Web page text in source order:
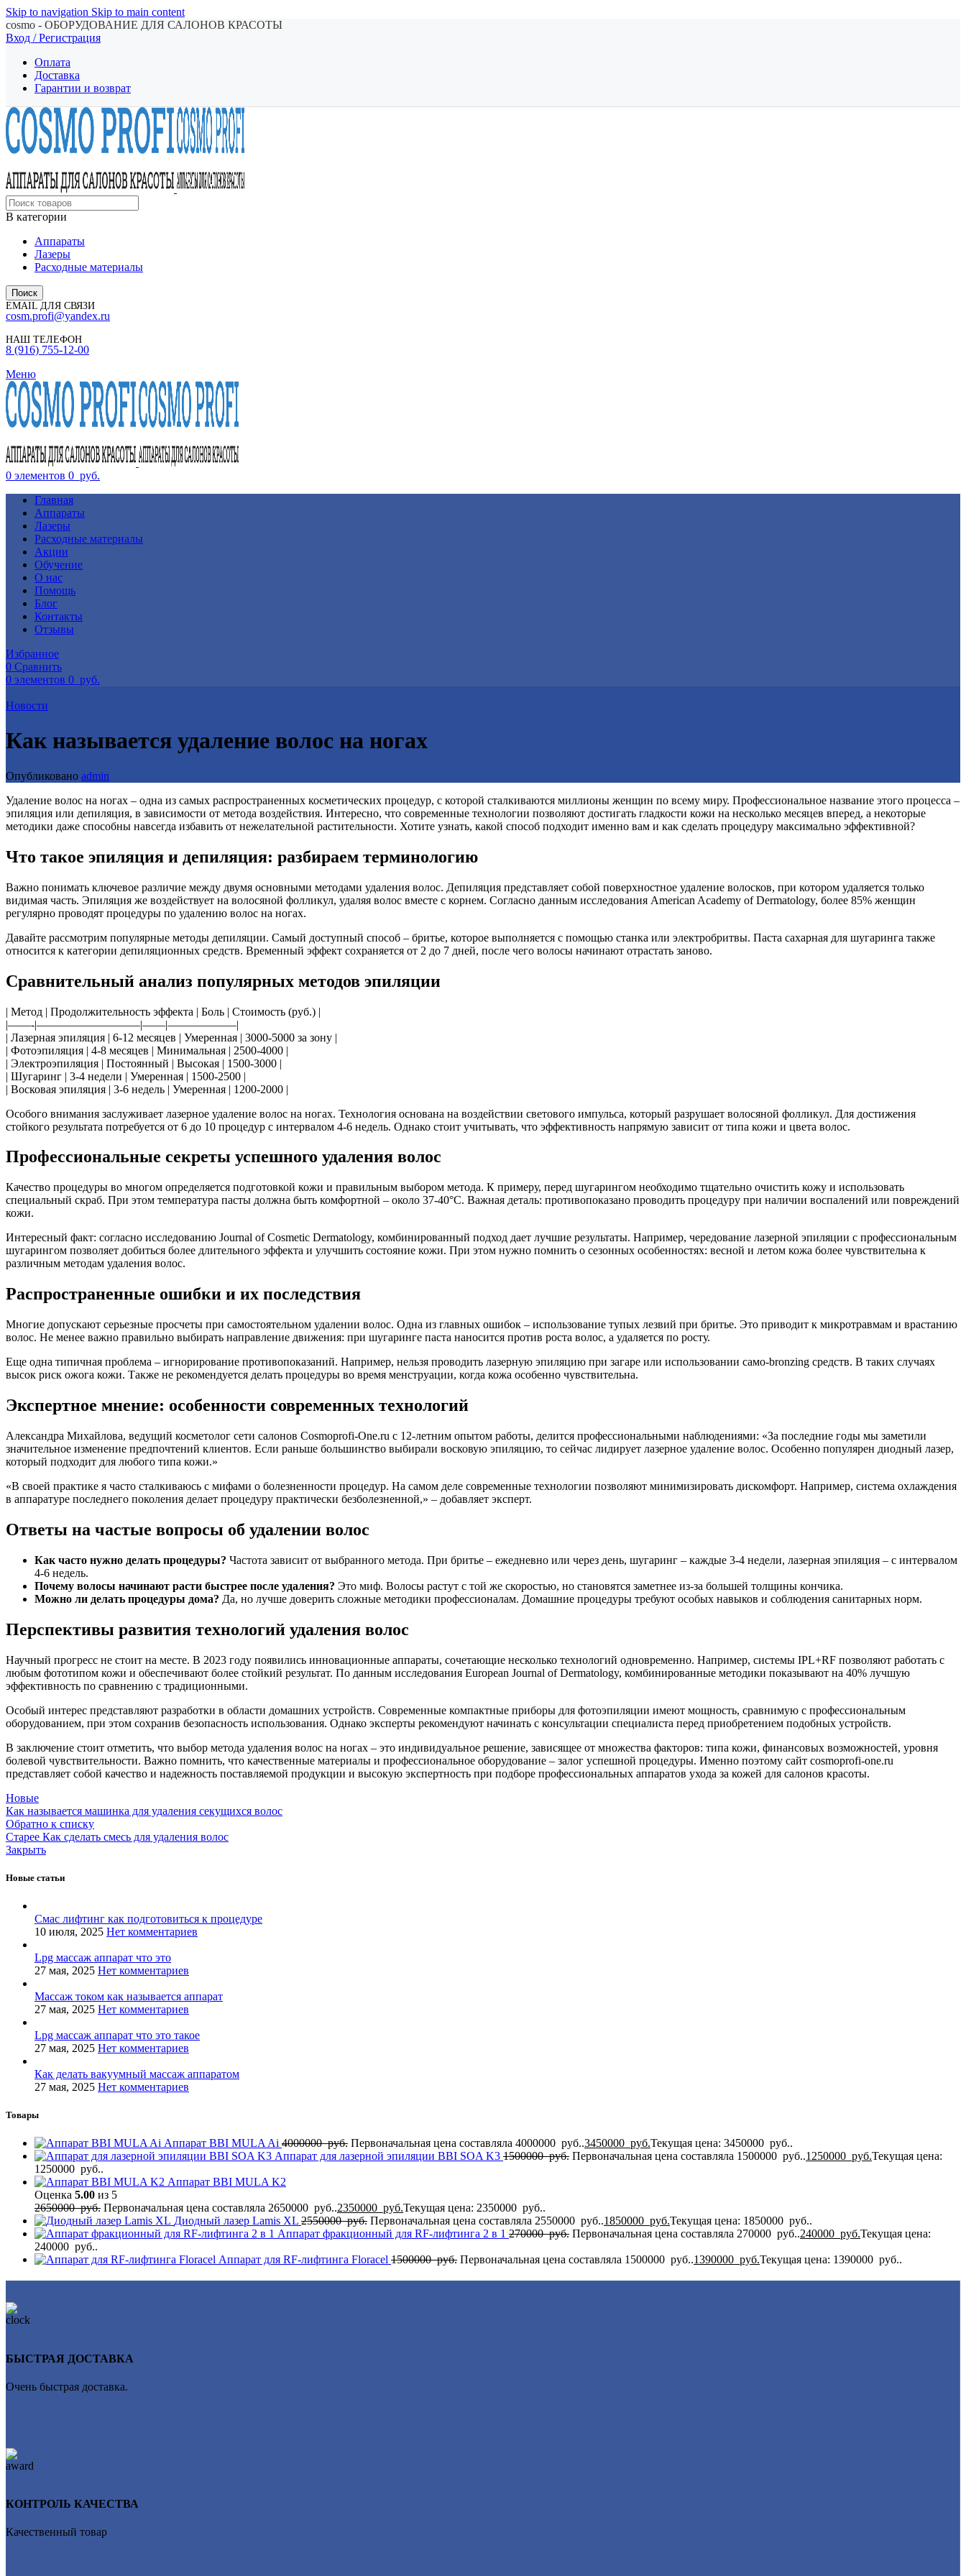
Skip to navigation Skip to main content
cosmo - ОБОРУДОВАНИЕ ДЛЯ САЛОНОВ КРАСОТЫ
Вход / Регистрация
Оплата
Доставка
Гарантии и возврат
В категории
Аппараты
Лазеры
Расходные материалы
Поиск
EMAIL ДЛЯ СВЯЗИ
cosm.profi@yandex.ru
НАШ ТЕЛЕФОН
8 (916) 755-12-00
Меню
0 элементов 0 руб.
Главная
Аппараты
Лазеры
Расходные материалы
Акции
Обучение
О нас
Помощь
Блог
Контакты
Отзывы
Избранное
0 Сравнить
0 элементов 0 руб.
Новости
Как называется удаление волос на ногах
Опубликовано admin
Удаление волос на ногах – одна из самых распространенных косметических процедур, с которой сталкиваются миллионы женщин по всему миру. Профессиональное название этого процесса –
эпиляция или депиляция, в зависимости от метода воздействия. Интересно, что современные технологии позволяют достигать гладкости кожи на несколько месяцев вперед, а некоторые
методики даже способны навсегда избавить от нежелательной растительности. Хотите узнать, какой способ подходит именно вам и как сделать процедуру максимально эффективной?
Что такое эпиляция и депиляция: разбираем терминологию
Важно понимать ключевое различие между двумя основными методами удаления волос. Депиляция представляет собой поверхностное удаление волосков, при котором удаляется только
видимая часть. Эпиляция же воздействует на волосяной фолликул, удаляя волос вместе с корнем. Согласно данным исследования American Academy of Dermatology, более 85% женщин
регулярно проводят процедуры по удалению волос на ногах.
Давайте рассмотрим популярные методы депиляции. Самый доступный способ – бритье, которое выполняется с помощью станка или электробритвы. Паста сахарная для шугаринга также
относится к категории депиляционных средств. Временный эффект сохраняется от 2 до 7 дней, после чего волосы начинают отрастать заново.
Сравнительный анализ популярных методов эпиляции
| Метод | Продолжительность эффекта | Боль | Стоимость (руб.) |
|——-|—————————|——|——————|
| Лазерная эпиляция | 6-12 месяцев | Умеренная | 3000-5000 за зону |
| Фотоэпиляция | 4-8 месяцев | Минимальная | 2500-4000 |
| Электроэпиляция | Постоянный | Высокая | 1500-3000 |
| Шугаринг | 3-4 недели | Умеренная | 1500-2500 |
| Восковая эпиляция | 3-6 недель | Умеренная | 1200-2000 |
Особого внимания заслуживает лазерное удаление волос на ногах. Технология основана на воздействии светового импульса, который разрушает волосяной фолликул. Для достижения
стойкого результата потребуется от 6 до 10 процедур с интервалом 4-6 недель. Однако стоит учитывать, что эффективность напрямую зависит от типа кожи и цвета волос.
Профессиональные секреты успешного удаления волос
Качество процедуры во многом определяется подготовкой кожи и правильным выбором метода. К примеру, перед шугарингом необходимо тщательно очистить кожу и использовать
специальный скраб. При этом температура пасты должна быть комфортной – около 37-40°C. Важная деталь: противопоказано проводить процедуру при наличии воспалений или повреждений
кожи.
Интересный факт: согласно исследованию Journal of Cosmetic Dermatology, комбинированный подход дает лучшие результаты. Например, чередование лазерной эпиляции с профессиональным
шугарингом позволяет добиться более длительного эффекта и улучшить состояние кожи. При этом нужно помнить о сезонных особенностях: весной и летом кожа более чувствительна к
различным методам удаления волос.
Распространенные ошибки и их последствия
Многие допускают серьезные просчеты при самостоятельном удалении волос. Одна из главных ошибок – использование тупых лезвий при бритье. Это приводит к микротравмам и врастанию
волос. Не менее важно правильно выбирать направление движения: при шугаринге паста наносится против роста волос, а удаляется по росту.
Еще одна типичная проблема – игнорирование противопоказаний. Например, нельзя проводить лазерную эпиляцию при загаре или использовании само-bronzing средств. В таких случаях
высок риск ожога кожи. Также не рекомендуется делать процедуры во время менструации, когда кожа особенно чувствительна.
Экспертное мнение: особенности современных технологий
Александра Михайлова, ведущий косметолог сети салонов Cosmoprofi-One.ru с 12-летним опытом работы, делится профессиональными наблюдениями: «За последние годы мы заметили
значительное изменение предпочтений клиентов. Если раньше большинство выбирали восковую эпиляцию, то сейчас лидирует лазерное удаление волос. Особенно популярен диодный лазер,
который подходит для любого типа кожи.»
«В своей практике я часто сталкиваюсь с мифами о болезненности процедур. На самом деле современные технологии позволяют минимизировать дискомфорт. Например, система охлаждения
в аппаратуре последнего поколения делает процедуру практически безболезненной,» – добавляет эксперт.
Ответы на частые вопросы об удалении волос
Как часто нужно делать процедуры? Частота зависит от выбранного метода. При бритье – ежедневно или через день, шугаринг – каждые 3-4 недели, лазерная эпиляция – с интервалом
4-6 недель.
Почему волосы начинают расти быстрее после удаления? Это миф. Волосы растут с той же скоростью, но становятся заметнее из-за большей толщины кончика.
Можно ли делать процедуры дома? Да, но лучше доверить сложные методики профессионалам. Домашние процедуры требуют особых навыков и соблюдения санитарных норм.
Перспективы развития технологий удаления волос
Научный прогресс не стоит на месте. В 2023 году появились инновационные аппараты, сочетающие несколько технологий одновременно. Например, системы IPL+RF позволяют работать с
любым фототипом кожи и обеспечивают более стойкий результат. По данным исследования European Journal of Dermatology, комбинированные методики показывают на 40% лучшую
эффективность по сравнению с традиционными.
Особый интерес представляют разработки в области домашних устройств. Современные компактные приборы для фотоэпиляции имеют мощность, сравнимую с профессиональным
оборудованием, при этом сохранив безопасность использования. Однако эксперты рекомендуют начинать с консультации специалиста перед приобретением подобных устройств.
В заключение стоит отметить, что выбор метода удаления волос на ногах – это индивидуальное решение, зависящее от множества факторов: типа кожи, финансовых возможностей, уровня
болевой чувствительности. Важно помнить, что качественные материалы и профессиональное оборудование – залог успешной процедуры. Именно поэтому сайт cosmoprofi-one.ru
представляет собой качество и надежность поставляемой продукции и высокую экспертность при подборе профессиональных аппаратов ухода за кожей для салонов красоты.
Новые
Как называется машинка для удаления секущихся волос
Обратно к списку
Старее Как сделать смесь для удаления волос
Закрыть
Новые статьи
Смас лифтинг как подготовиться к процедуре
10 июля, 2025 Нет комментариев
Lpg массаж аппарат что это
27 мая, 2025 Нет комментариев
Массаж током как называется аппарат
27 мая, 2025 Нет комментариев
Lpg массаж аппарат что это такое
27 мая, 2025 Нет комментариев
Как делать вакуумный массаж аппаратом
27 мая, 2025 Нет комментариев
Товары
Аппарат BBI MULA Ai 4000000руб. Первоначальная цена составляла 4000000 руб..3450000 руб.Текущая цена: 3450000 руб..
Аппарат для лазерной эпиляции BBI SOA K3 1500000руб. Первоначальная цена составляла 1500000 руб..1250000 руб.Текущая цена:
1250000 руб..
Аппарат BBI MULA K2
Оценка 5.00 из 5
2650000руб. Первоначальная цена составляла 2650000 руб..2350000 руб.Текущая цена: 2350000 руб..
Диодный лазер Lamis XL 2550000руб. Первоначальная цена составляла 2550000 руб..1850000 руб.Текущая цена: 1850000 руб..
Аппарат фракционный для RF-лифтинга 2 в 1 270000руб. Первоначальная цена составляла 270000 руб..240000 руб.Текущая цена:
240000 руб..
Аппарат для RF-лифтинга Flоrасеl 1500000руб. Первоначальная цена составляла 1500000 руб..1390000 руб.Текущая цена: 1390000 руб..
БЫСТРАЯ ДОСТАВКА
Очень быстрая доставка.
КОНТРОЛЬ КАЧЕСТВА
Качественный товар